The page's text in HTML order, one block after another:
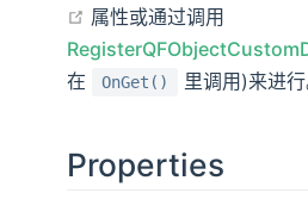
open in new window
属性或通过调用
在
OnGet() 里调用)来进行
Properties